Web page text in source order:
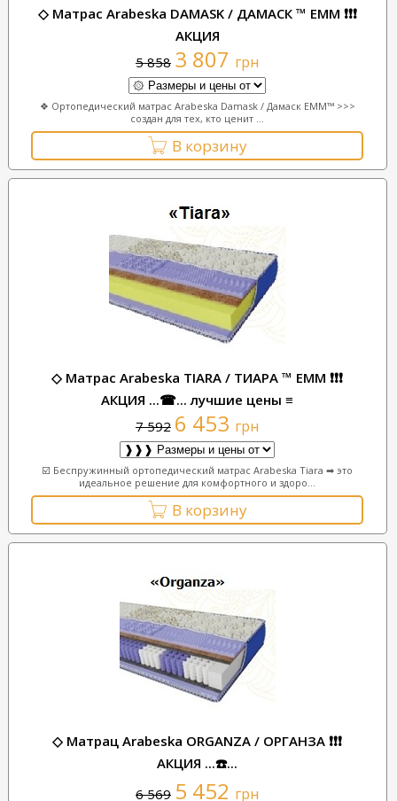
◇ Матрас Arabeska DAMASK / ДАМАСК ™ ЕММ ❗❗❗
АКЦИЯ
5 858 3 807 грн
❖ Ортопедический матрас Arabeska Damask / Дамаск ЕММ™ >>>
создан для тех, кто ценит ...
В корзину
◇ Матрас Arabeska TIARA / ТИАРА ™ ЕММ ❗❗❗
АКЦИЯ ...☎... лучшие цены ≡
7 592 6 453 грн
☑️ Беспружинный ортопедический матрас Arabeska Tiara ➡ это
идеальное решение для комфортного и здоро...
В корзину
◇ Матрац Arabeska ORGANZA / ОРГАНЗА ❗❗❗
АКЦИЯ ...☎️...
6 569 5 452 грн